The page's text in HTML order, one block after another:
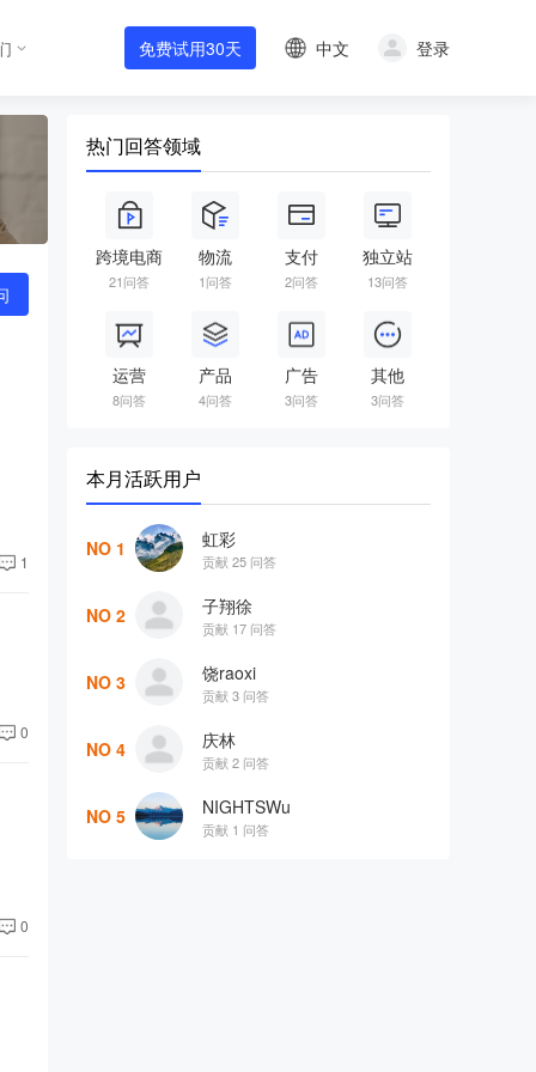
免费试用30天 中文 登录
1
0
0
热门回答领域
跨境电商
21问答
物流
1问答
支付
2问答
独立站
13问答
运营
8问答
产品
4问答
广告
3问答
其他
3问答
本月活跃用户
NO 1 虹彩
贡献 25 问答
NO 2 子翔徐
贡献 17 问答
NO 3 饶raoxi
贡献 3 问答
NO 4 庆林
贡献 2 问答
NO 5 NIGHTSWu
贡献 1 问答